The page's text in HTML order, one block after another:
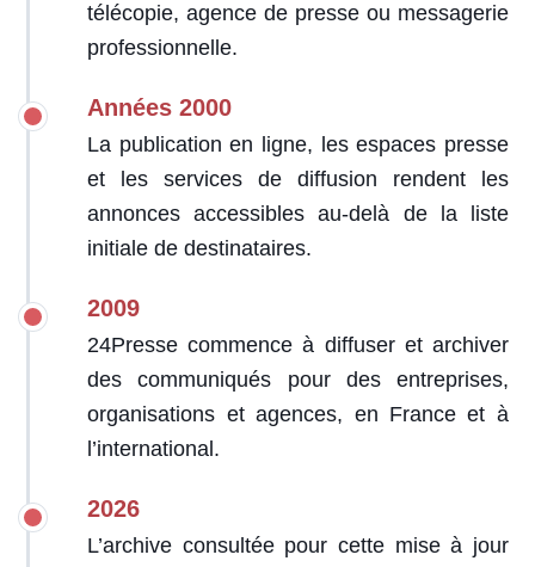
télécopie, agence de presse ou messagerie
professionnelle.
Années 2000
La publication en ligne, les espaces presse
et les services de diffusion rendent les
annonces accessibles au-delà de la liste
initiale de destinataires.
2009
24Presse commence à diffuser et archiver
des communiqués pour des entreprises,
organisations et agences, en France et à
l’international.
2026
L’archive consultée pour cette mise à jour